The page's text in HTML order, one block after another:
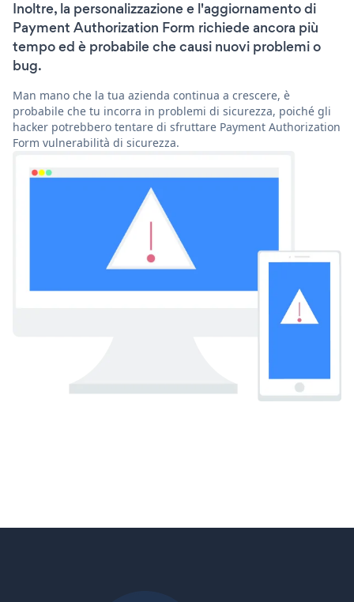
Inoltre, la personalizzazione e l'aggiornamento di
Payment Authorization Form richiede ancora più
tempo ed è probabile che causi nuovi problemi o
bug.
Man mano che la tua azienda continua a crescere, è
probabile che tu incorra in problemi di sicurezza, poiché gli
hacker potrebbero tentare di sfruttare Payment Authorization
Form vulnerabilità di sicurezza.